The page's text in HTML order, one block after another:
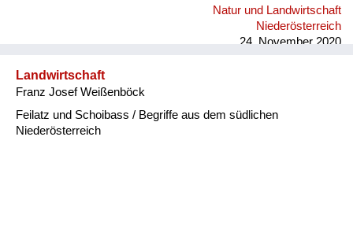
Natur und Landwirtschaft
Niederösterreich
24. November 2020
Landwirtschaft
Franz Josef Weißenböck
Feilatz und Schoibass / Begriffe aus dem südlichen
Niederösterreich